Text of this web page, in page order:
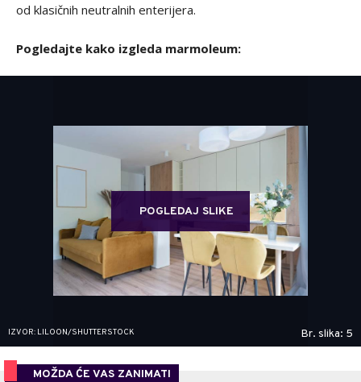
od klasičnih neutralnih enterijera.
Pogledajte kako izgleda marmoleum:
POGLEDAJ SLIKE
IZVOR: LILOON/SHUTTERSTOCK Br. slika: 5
MOŽDA ĆE VAS ZANIMATI